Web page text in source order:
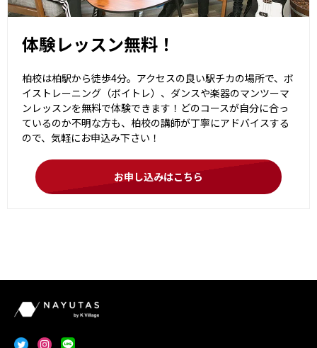
体験レッスン無料！
柏校は柏駅から徒歩4分。アクセスの良い駅チカの場所で、ボ
イストレーニング（ボイトレ）、ダンスや楽器のマンツーマ
ンレッスンを無料で体験できます！どのコースが自分に合っ
ているのか不明な方も、柏校の講師が丁寧にアドバイスする
ので、気軽にお申込み下さい！
お申し込みはこちら